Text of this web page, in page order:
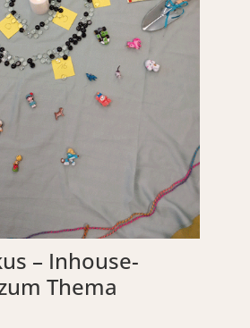
– Inhouse-
Thema